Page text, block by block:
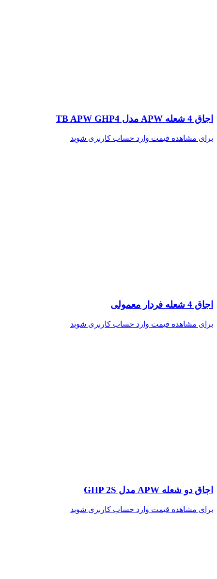
اجاق 4 شعله APW مدل TB APW GHP4
برای مشاهده قیمت وارد حساب کاربری شوید
اجاق 4 شعله فردار معمولی
برای مشاهده قیمت وارد حساب کاربری شوید
اجاق دو شعله APW مدل GHP 2S
برای مشاهده قیمت وارد حساب کاربری شوید